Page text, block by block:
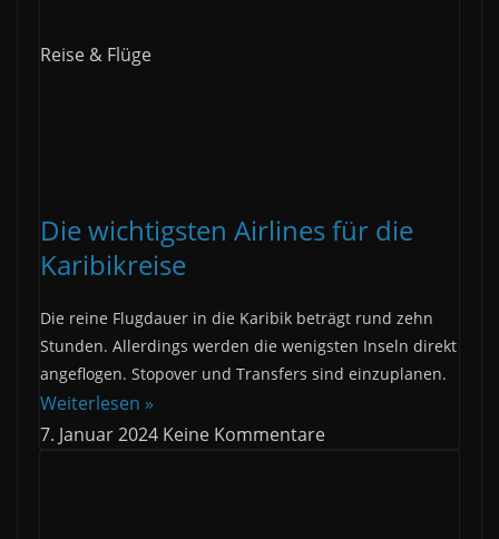
Reise & Flüge
Die wichtigsten Airlines für die
Karibikreise
Die reine Flugdauer in die Karibik beträgt rund zehn
Stunden. Allerdings werden die wenigsten Inseln direkt
angeflogen. Stopover und Transfers sind einzuplanen.
Weiterlesen »
7. Januar 2024 Keine Kommentare